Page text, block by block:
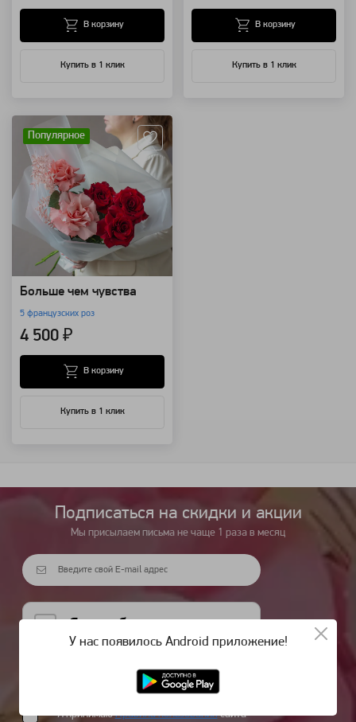
Купить в 1 клик
В корзину
Купить в 1 клик
В корзину
Популярное
Больше чем чувства
5 французских роз
4 500 ₽
Купить в 1 клик
В корзину
Подписаться на cкидки и акции
Мы присылаем письма не чаще 1 раза в месяц
Я принимаюПравила пользованиясайта
У нас появилось Android приложение!